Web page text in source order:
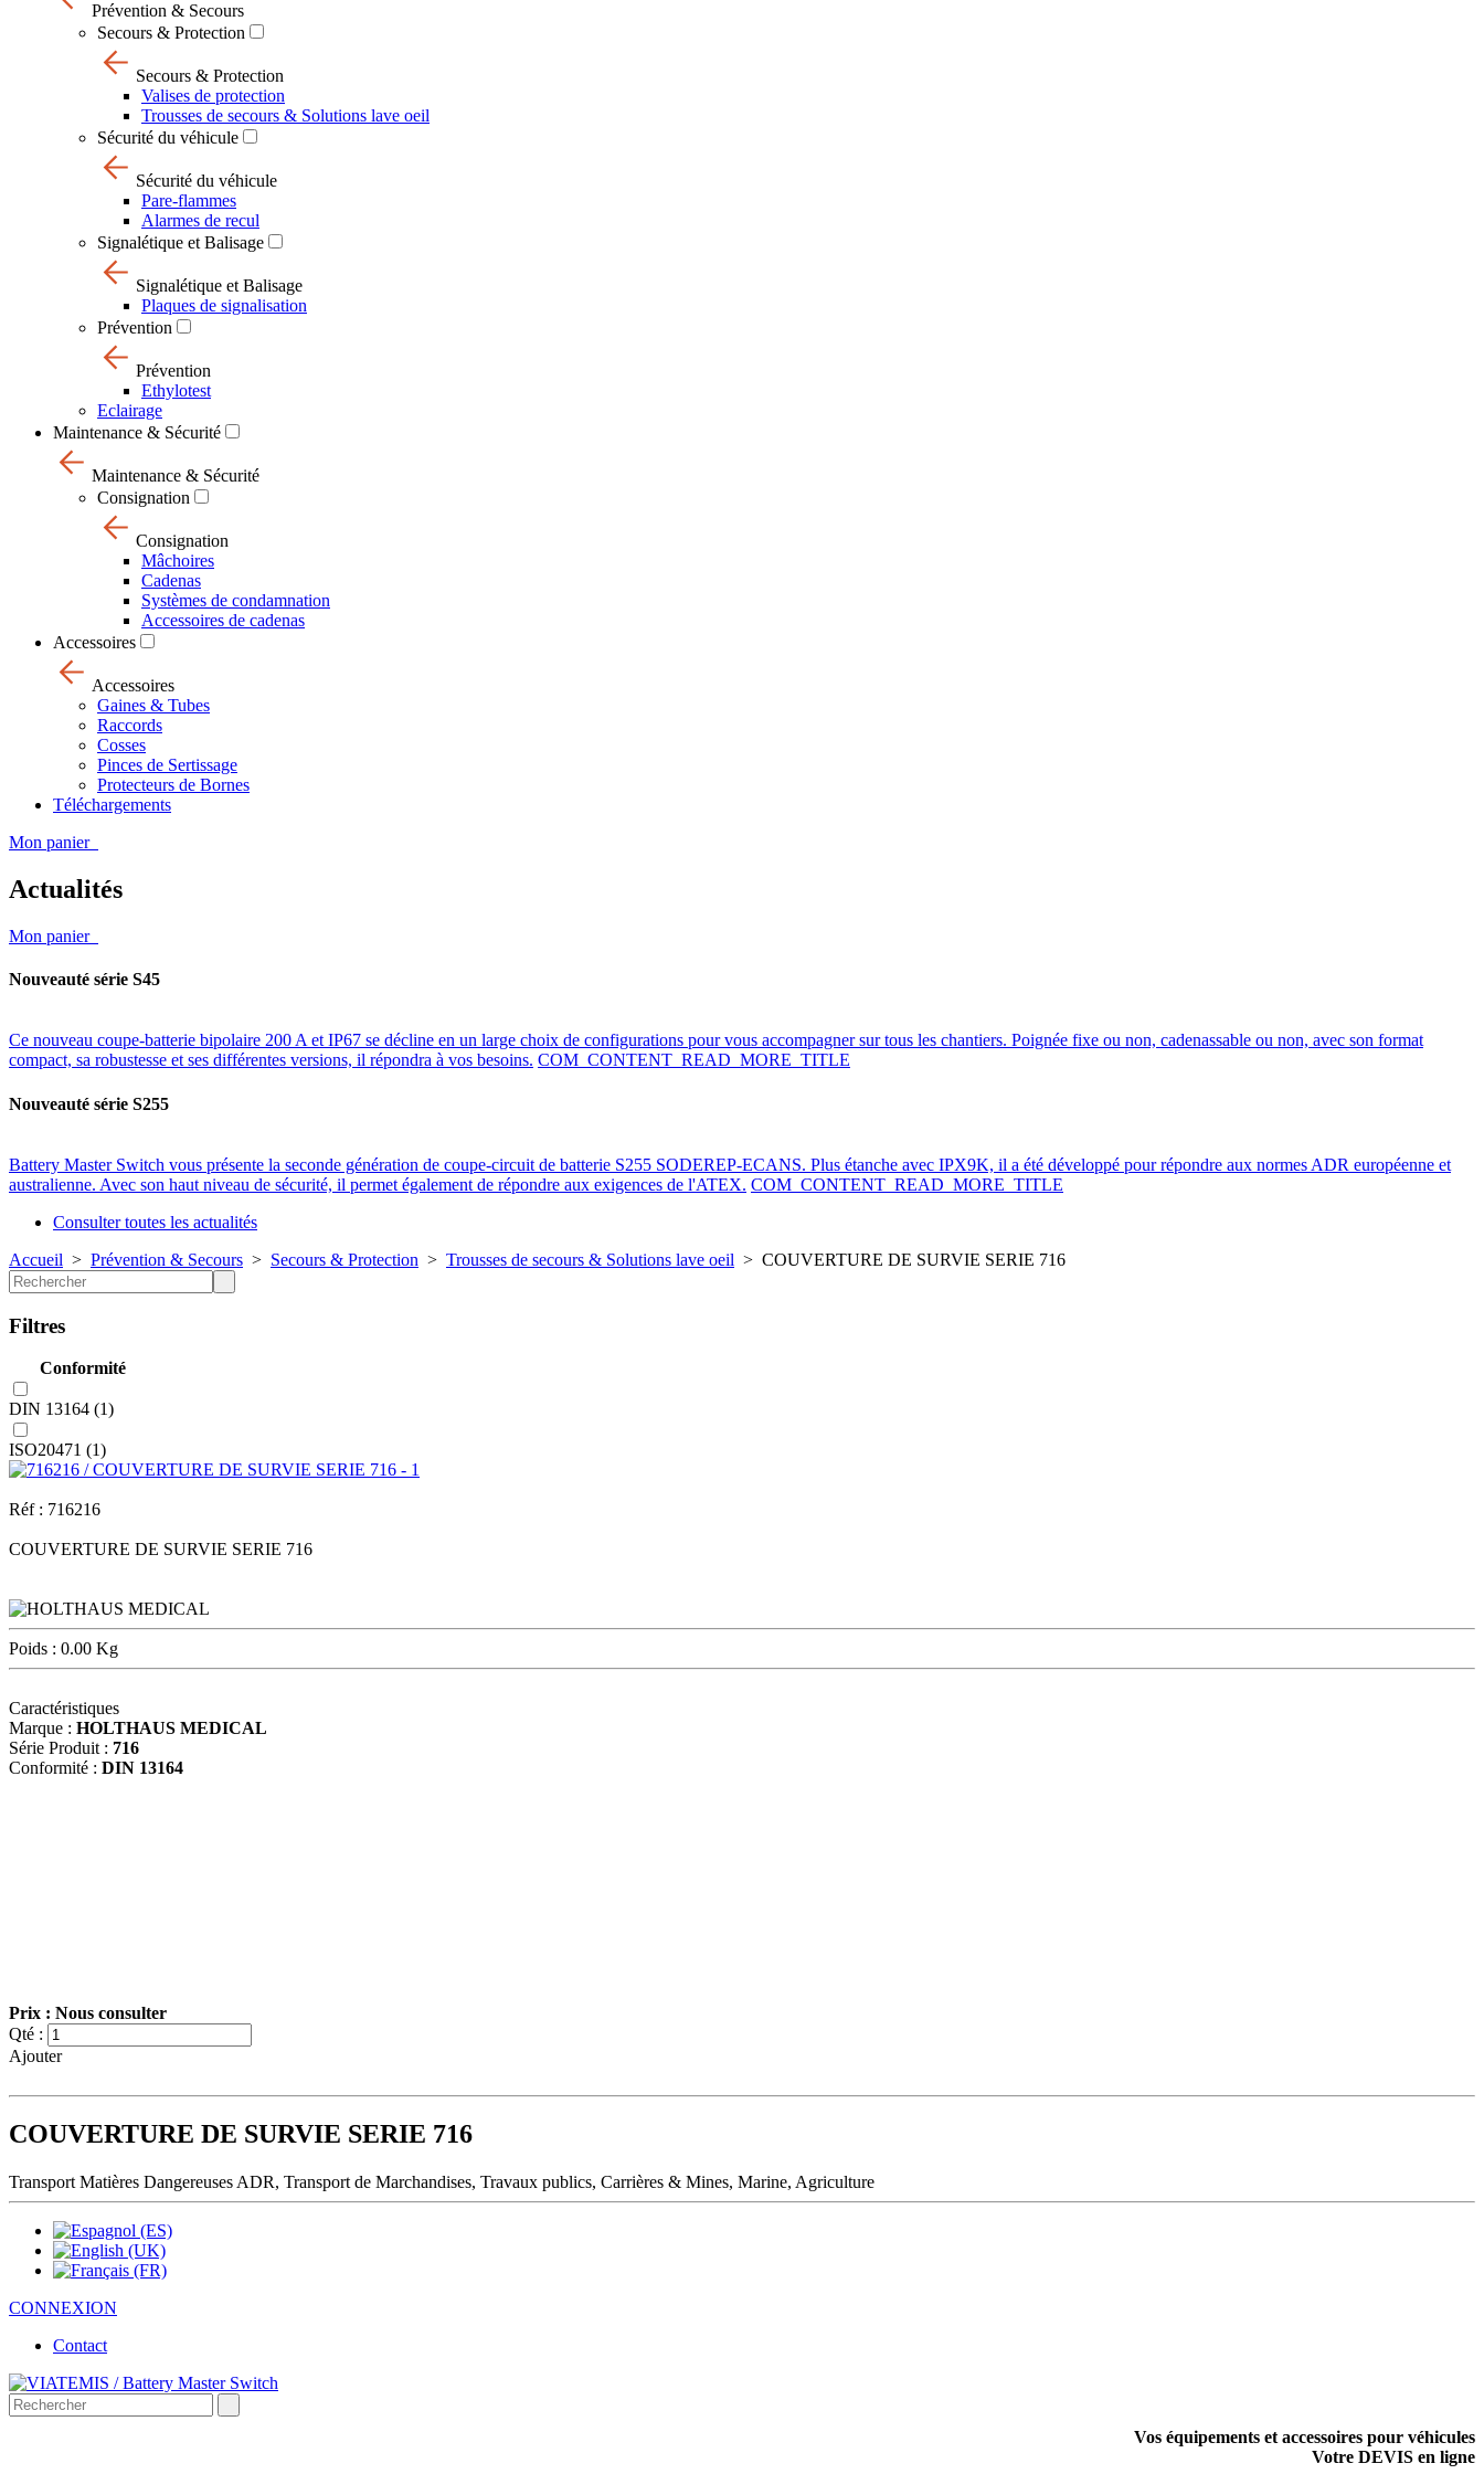
Prévention & Secours
Secours & Protection
Secours & Protection
Valises de protection
Trousses de secours & Solutions lave oeil
Sécurité du véhicule
Sécurité du véhicule
Pare-flammes
Alarmes de recul
Signalétique et Balisage
Signalétique et Balisage
Plaques de signalisation
Prévention
Prévention
Ethylotest
Eclairage
Maintenance & Sécurité
Maintenance & Sécurité
Consignation
Consignation
Mâchoires
Cadenas
Systèmes de condamnation
Accessoires de cadenas
Accessoires
Accessoires
Gaines & Tubes
Raccords
Cosses
Pinces de Sertissage
Protecteurs de Bornes
Téléchargements
Mon panier
Actualités
Mon panier
Nouveauté série S45
Ce nouveau coupe-batterie bipolaire 200 A et IP67 se décline en un large choix de configurations pour vous accompagner sur tous les chantiers. Poignée fixe ou non, cadenassable ou non, avec son format
compact, sa robustesse et ses différentes versions, il répondra à vos besoins. COM_CONTENT_READ_MORE_TITLE
Nouveauté série S255
Battery Master Switch vous présente la seconde génération de coupe-circuit de batterie S255 SODEREP-ECANS. Plus étanche avec IPX9K, il a été développé pour répondre aux normes ADR européenne et
australienne. Avec son haut niveau de sécurité, il permet également de répondre aux exigences de l'ATEX. COM_CONTENT_READ_MORE_TITLE
Consulter toutes les actualités
Accueil > Prévention & Secours > Secours & Protection > Trousses de secours & Solutions lave oeil > COUVERTURE DE SURVIE SERIE 716
Filtres
Conformité
DIN 13164 (1)
ISO20471 (1)
Réf : 716216
COUVERTURE DE SURVIE SERIE 716
Poids : 0.00 Kg
Caractéristiques
Marque : HOLTHAUS MEDICAL
Série Produit : 716
Conformité : DIN 13164
Prix : Nous consulter
Qté :
Ajouter
COUVERTURE DE SURVIE SERIE 716
Transport Matières Dangereuses ADR, Transport de Marchandises, Travaux publics, Carrières & Mines, Marine, Agriculture
CONNEXION
Contact
Vos équipements et accessoires pour véhicules
Votre DEVIS en ligne